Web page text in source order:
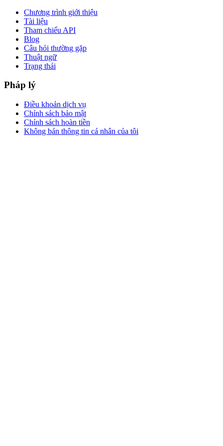
Chương trình giới thiệu
Tài liệu
Tham chiếu API
Blog
Câu hỏi thường gặp
Thuật ngữ
Trạng thái
Pháp lý
Điều khoản dịch vụ
Chính sách bảo mật
Chính sách hoàn tiền
Không bán thông tin cá nhân của tôi